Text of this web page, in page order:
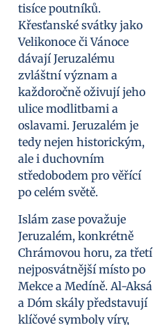
tisíce poutníků.
Křesťanské svátky jako
Velikonoce či Vánoce
dávají Jeruzalému
zvláštní význam a
každoročně oživují jeho
ulice modlitbami a
oslavami. Jeruzalém je
tedy nejen historickým,
ale i duchovním
středobodem pro věřící
po celém světě.
Islám zase považuje
Jeruzalém, konkrétně
Chrámovou horu, za třetí
nejposvátnější místo po
Mekce a Medíně. Al-Aksá
a Dóm skály představují
klíčové symboly víry,